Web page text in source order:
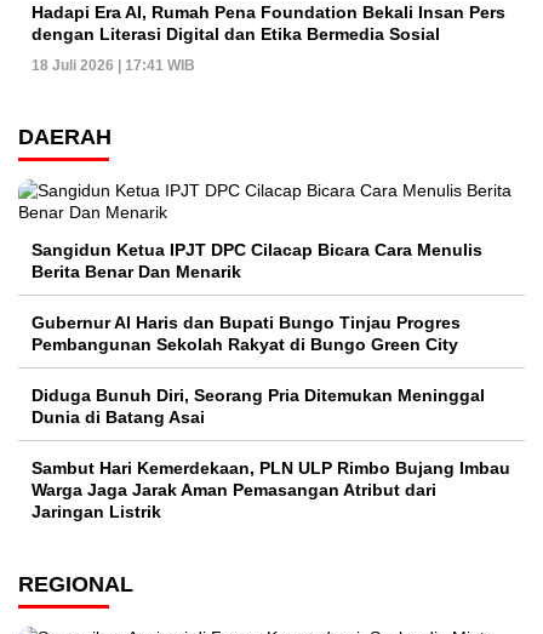
Hadapi Era AI, Rumah Pena Foundation Bekali Insan Pers
dengan Literasi Digital dan Etika Bermedia Sosial
18 Juli 2026 | 17:41 WIB
DAERAH
Sangidun Ketua IPJT DPC Cilacap Bicara Cara Menulis
Berita Benar Dan Menarik
​Gubernur Al Haris dan Bupati Bungo Tinjau Progres
Pembangunan Sekolah Rakyat di Bungo Green City
Diduga Bunuh Diri, Seorang Pria Ditemukan Meninggal
Dunia di Batang Asai
Sambut Hari Kemerdekaan, PLN ULP Rimbo Bujang Imbau
Warga Jaga Jarak Aman Pemasangan Atribut dari
Jaringan Listrik​
REGIONAL